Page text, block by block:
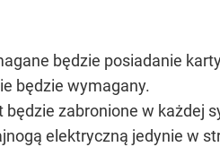
będzie posiadanie
będzie wymagany.
zabronione w każdej
elektryczną jedynie w